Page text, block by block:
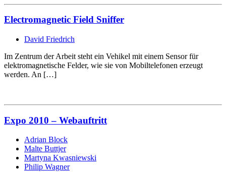
Electromagnetic Field Sniffer
David Friedrich
Im Zentrum der Arbeit steht ein Vehikel mit einem Sensor für
elektromagnetische Felder, wie sie von Mobiltelefonen erzeugt
werden. An […]
Expo 2010 – Webauftritt
Adrian Block
Malte Buttjer
Martyna Kwasniewski
Philip Wagner